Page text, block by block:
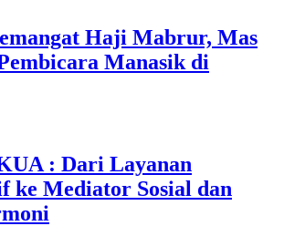
Haji Mabrur, Mas
Manasik di
: Dari Layanan
ke Mediator Sosial dan